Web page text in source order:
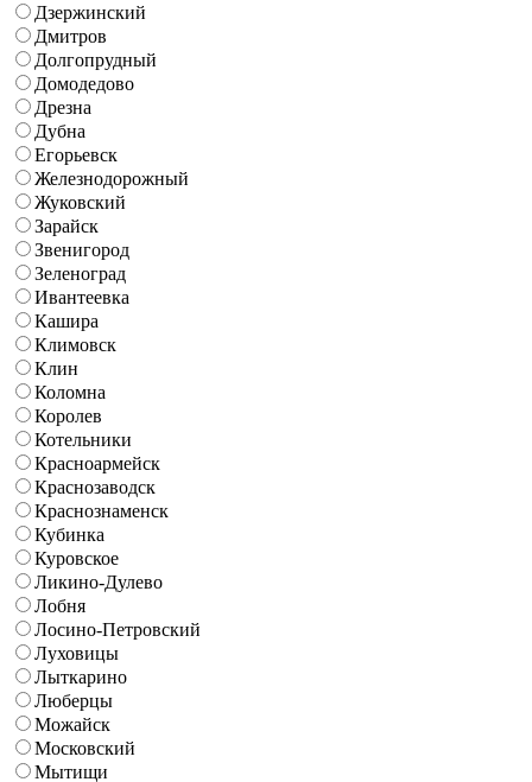
Дзержинский
Дмитров
Долгопрудный
Домодедово
Дрезна
Дубна
Егорьевск
Железнодорожный
Жуковский
Зарайск
Звенигород
Зеленоград
Ивантеевка
Кашира
Климовск
Клин
Коломна
Королев
Котельники
Красноармейск
Краснозаводск
Краснознаменск
Кубинка
Куровское
Ликино-Дулево
Лобня
Лосино-Петровский
Луховицы
Лыткарино
Люберцы
Можайск
Московский
Мытищи